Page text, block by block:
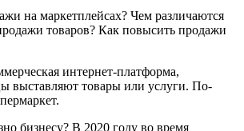
на маркетплейсах? Чем различаются
товаров? Как повысить продажи
интернет-платформа,
выставляют товары или услуги. По-
бизнесу? В 2020 году во время